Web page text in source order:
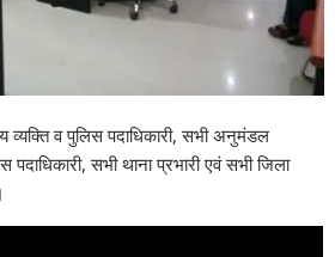
व पुलिस पदाधिकारी, सभी अनुमंडल
सभी थाना प्रभारी एवं सभी जिला